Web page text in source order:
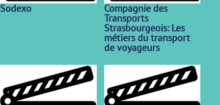
Sodexo Compagnie des
Transports
Strasbourgeois: Les
métiers du transport
de voyageurs